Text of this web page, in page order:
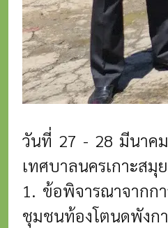
วันที่ 27 - 28 มีนาค
เทศบาลนครเกาะสมุ
1. ข้อพิจารณาจากก
ชุมชนท้องโตนดพังกา